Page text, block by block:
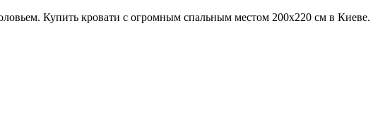
Купить кровати с огромным спальным местом 200х220 см в Киеве.